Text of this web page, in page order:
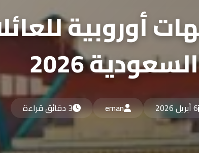
أوروبية
السعودية 2026
6 أبريل 2026 eman 3 دقائق قراءة